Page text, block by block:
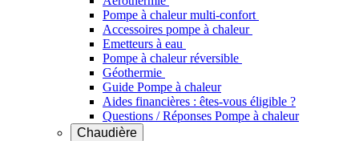
Pompe à chaleur multi-confort
Accessoires pompe à chaleur
Emetteurs à eau
Pompe à chaleur réversible
Géothermie
Guide Pompe à chaleur
Aides financières : êtes-vous éligible ?
Questions / Réponses Pompe à chaleur
Chaudière